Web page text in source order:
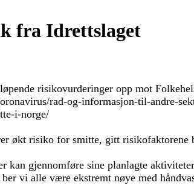
fra Idrettslaget
risikovurderinger opp mot
rad-og-informasjon-til-andre-
i-norge/
økt risiko for smitte, gitt risikofaktorene
kan gjennomføre sine planlagte
vi alle være ekstremt nøye med